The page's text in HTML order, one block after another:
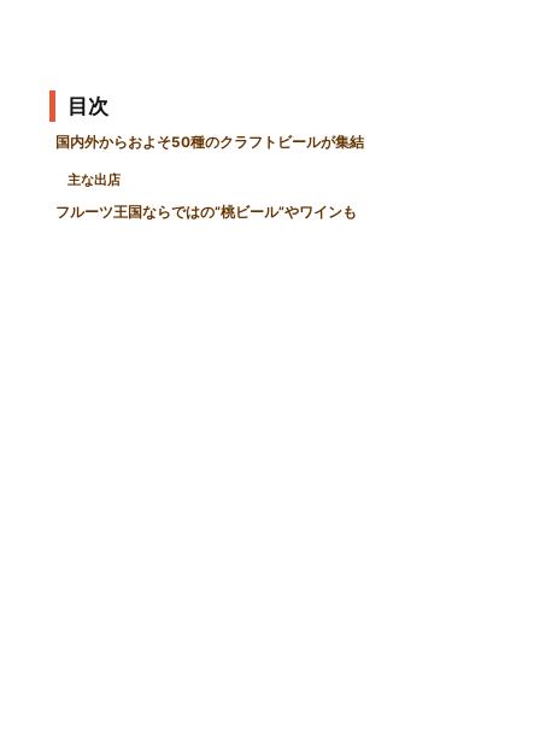
目次
国内外からおよそ50種のクラフトビールが集結
主な出店
フルーツ王国ならではの“桃ビール”やワインも